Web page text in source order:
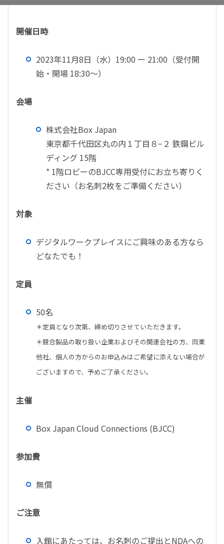
開催日時
2023年11月8日（水）19:00 ー 21:00（受付開
始・開場 18:30～）
会場
株式会社Box Japan
東京都千代田区丸の内１丁目８−２ 鉄鋼ビル
ディング 15階
* 1階ロビーのBJCC専用受付にお立ち寄りく
ださい（お名刺2枚をご準備ください）
対象
デジタルワークプレイスにご興味のある方なら
どなたでも！
定員
50名
＊定員となり次第、締め切りさせていただきます。
＊競合製品の取り扱い企業およびその関連会社の方、同業
他社、個人の方からのお申込みはご希望に添えない場合が
ございますので、予めご了承ください。
主催
Box Japan Cloud Connections (BJCC)
参加費
無償
ご注意
入館にあたっては、お名刺のご提出とNDAへの